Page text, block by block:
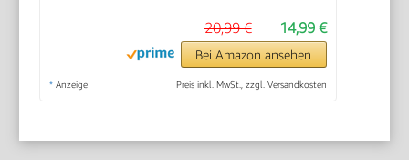
14,99 €
20,99 €
Bei Amazon ansehen
* Anzeige Preis inkl. MwSt., zzgl. Versandkosten